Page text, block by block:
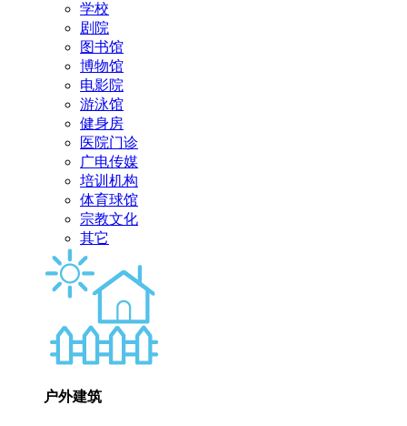
学校
剧院
图书馆
博物馆
电影院
游泳馆
健身房
医院门诊
广电传媒
培训机构
体育球馆
宗教文化
其它
户外建筑